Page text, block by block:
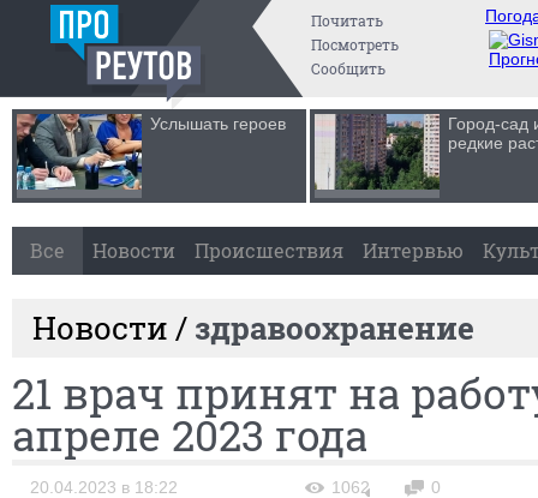
Почитать
Посмотреть
Сообщить
Услышать героев
Город-сад
редкие
Все Новости Происшествия Интервью
Новости / здравоохранение
21 врач принят на
апреле 2023 года
20.04.2023 в 18:22 1062 0